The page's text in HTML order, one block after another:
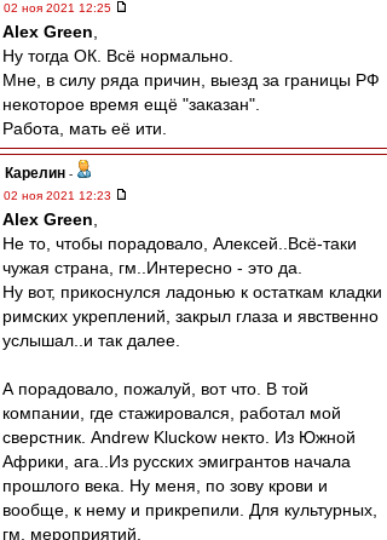
02 ноя 2021 12:25
Alex Green
Ну тогда ОК. Всё нормально.
Мне, в силу ряда причин, выезд за границы РФ
некоторое время ещё "заказан".
Работа, мать её ити.
Карелин -
02 ноя 2021 12:23
Alex Green
Не то, чтобы порадовало, Алексей..Всё-таки
чужая страна, гм..Интересно - это да.
Ну вот, прикоснулся ладонью к остаткам кладки
римских укреплений, закрыл глаза и явственно
услышал..и так далее.
А порадовало, пожалуй, вот что. В той
компании, где стажировался, работал мой
сверстник. Andrew Kluckow некто. Из Южной
Африки, ага..Из русских эмигрантов начала
прошлого века. Ну меня, по зову крови и
вообще, к нему и прикрепили. Для культурных,
гм, мероприятий.